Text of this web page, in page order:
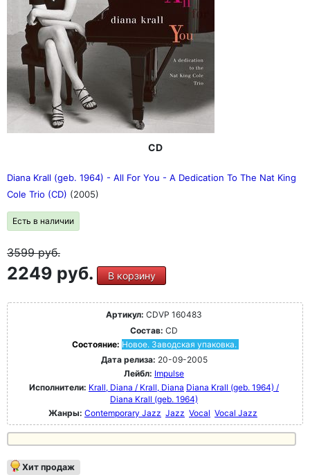
CD
Diana Krall (geb. 1964) - All For You - A Dedication To The Nat King
Cole Trio (CD) (2005)
Есть в наличии
3599руб.
2249 руб. В корзину
Артикул: CDVP 160483
Состав: CD
Состояние: Новое. Заводская упаковка.
Дата релиза: 20-09-2005
Лейбл: Impulse
Исполнители: Krall, Diana / Krall, Diana Diana Krall (geb. 1964) /
Diana Krall (geb. 1964)
Жанры: Contemporary Jazz Jazz Vocal Vocal Jazz
Хит продаж